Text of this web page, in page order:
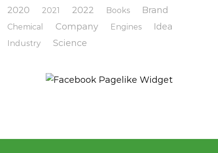
2020 2021 2022 Books Brand
Chemical Company Engines Idea
Industry Science